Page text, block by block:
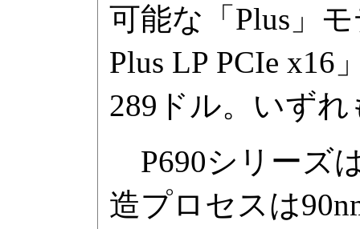
可能な「Plus」
Plus LP PCIe x16
289ドル。いず
P690シリーズ
造プロセスは